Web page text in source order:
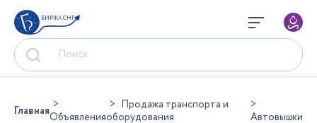
БИРЖА СНГ
ГлавнаяОбъявления
Продажа транспорта и
оборудования
Автовышки